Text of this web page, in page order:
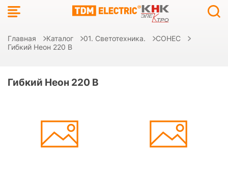
Главная Каталог 01. Светотехника.
СОНЕС
Гибкий Неон 220 В
Гибкий Неон 220 В